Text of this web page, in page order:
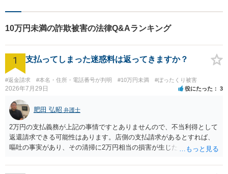
間・土曜相談あり】【明るく
キレイな完全個室相談室】
10万円未満の詐欺被害の法律Q&Aランキング
1 支払ってしまった迷惑料は返ってきますか？
#返金請求 #本名・住所・電話番号が判明 #10万円未満 #ぼったくり被害
2026年7月29日 役にたった 3
肥田 弘昭 弁護士
2万円の支払義務が上記の事情ですとありませんので、不当利得として
返還請求できる可能性はあります。店側の支払請求があるとすれば、
嘔吐の事実があり、その清掃に2万円相当の損害が生じた場合です。ご